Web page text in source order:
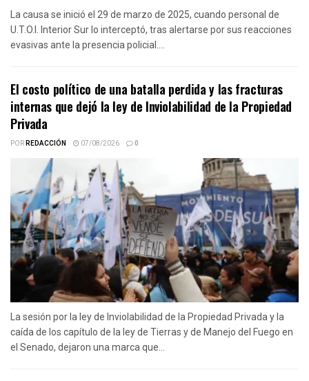
La causa se inició el 29 de marzo de 2025, cuando personal de
U.T.O.I. Interior Sur lo interceptó, tras alertarse por sus reacciones
evasivas ante la presencia policial....
El costo político de una batalla perdida y las fracturas
internas que dejó la ley de Inviolabilidad de la Propiedad
Privada
PORREDACCIÓN 07/08/2026 0
La sesión por la ley de Inviolabilidad de la Propiedad Privada y la
caída de los capítulo de la ley de Tierras y de Manejo del Fuego en
el Senado, dejaron una marca que...